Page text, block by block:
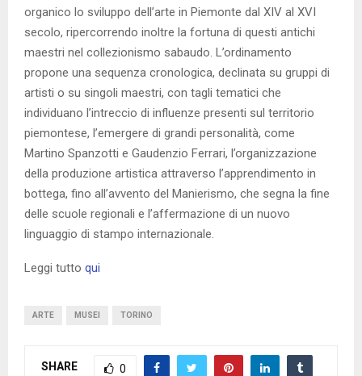
organico lo sviluppo dell’arte in Piemonte dal XIV al XVI
secolo, ripercorrendo inoltre la fortuna di questi antichi
maestri nel collezionismo sabaudo. L’ordinamento
propone una sequenza cronologica, declinata su gruppi di
artisti o su singoli maestri, con tagli tematici che
individuano l’intreccio di influenze presenti sul territorio
piemontese, l’emergere di grandi personalità, come
Martino Spanzotti e Gaudenzio Ferrari, l’organizzazione
della produzione artistica attraverso l’apprendimento in
bottega, fino all’avvento del Manierismo, che segna la fine
delle scuole regionali e l’affermazione di un nuovo
linguaggio di stampo internazionale.
Leggi tutto qui
ARTE MUSEI TORINO
SHARE 0